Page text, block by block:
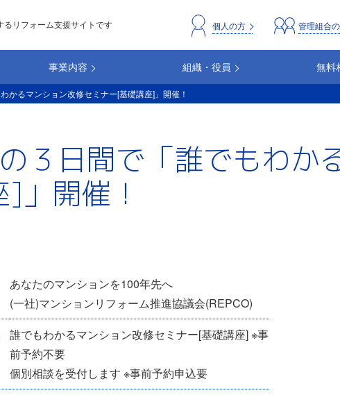
るリフォーム支援サイトです header_repco管理組合
個人の方
事業内容 組織・役員 無料
かるマンション改修セミナー[基礎講座]」開催！
日間で「誰でもわか
」開催！
あなたのマンションを100年先へ
(一社)マンションリフォーム推進協議会(REPCO)
誰でもわかるマンション改修セミナー[基礎講座] ※事
前予約不要
個別相談を受付します ※事前予約申込要